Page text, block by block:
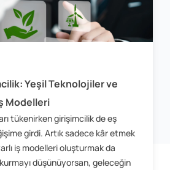
Yeşil Teknolojiler ve
Modelleri
tükenirken girişimcilik de eş
girdi. Artık sadece kâr etmek
iş modelleri oluşturmak da
düşünüyorsan, geleceğin